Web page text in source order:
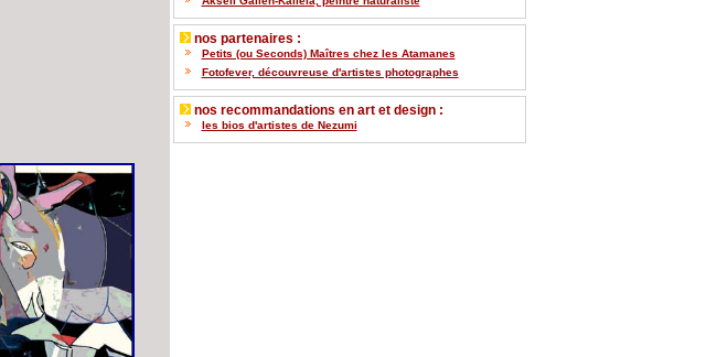
nos partenaires :
Petits (ou Seconds) Maîtres chez les Atamanes
Fotofever, découvreuse d'artistes photographes
nos recommandations en art et design :
les bios d'artistes de Nezumi